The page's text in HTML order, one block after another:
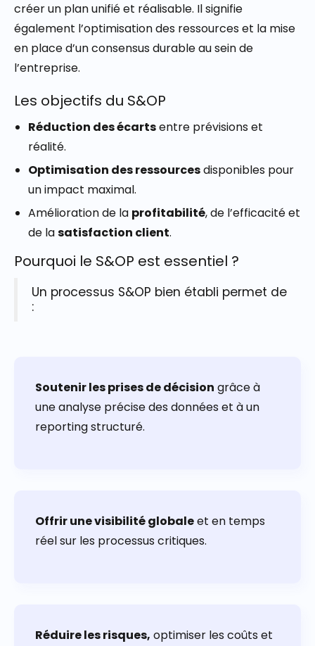
créer un plan unifié et réalisable. Il signifie
également l’optimisation des ressources et la mise
en place d’un consensus durable au sein de
l’entreprise.
Les objectifs du S&OP
Réduction des écartsentre prévisions et
réalité.
Optimisation des ressourcesdisponibles pour
un impact maximal.
Amélioration de la profitabilité, de l’efficacité et
de lasatisfaction client.
Pourquoi le S&OP est essentiel ?
Un processus S&OP bien établi permet de
:
Soutenir les prises de décision grâce à
une analyse précise des donnéeset à un
reporting structuré.
Offrir une visibilité globaleet en temps
réelsur les processus critiques.
Réduire les risques, optimiser les coûts et